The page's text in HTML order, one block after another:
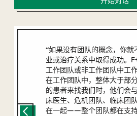
“如果没有团队的概念，你就
业或治疗关系中取得成功。
工作团队或非工作团队中工
在工作团队中，整体大于部
的患者来找我们时，他们会
床医生、危机团队、临床团
在一起——整个团队都在支